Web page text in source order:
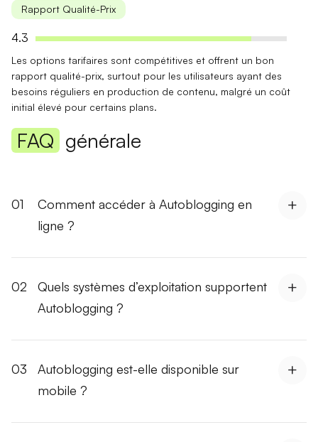
Rapport Qualité-Prix
4.3
Les options tarifaires sont compétitives et offrent un bon
rapport qualité-prix, surtout pour les utilisateurs ayant des
besoins réguliers en production de contenu, malgré un coût
initial élevé pour certains plans.
FAQ générale
01
Comment accéder à Autoblogging en
ligne ?
02
Quels systèmes d’exploitation supportent
Autoblogging ?
03
Autoblogging est-elle disponible sur
mobile ?